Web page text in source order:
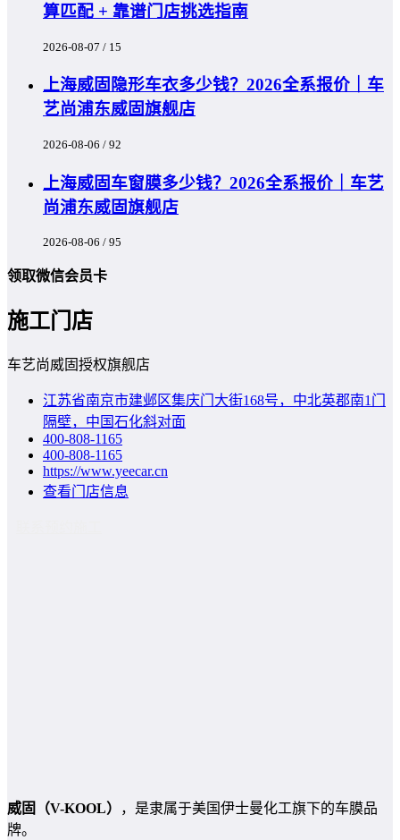
算匹配 + 靠谱门店挑选指南
2026-08-07 / 15
上海威固隐形车衣多少钱？2026全系报价｜车
艺尚浦东威固旗舰店
2026-08-06 / 92
上海威固车窗膜多少钱？2026全系报价｜车艺
尚浦东威固旗舰店
2026-08-06 / 95
领取微信会员卡
施工门店
车艺尚威固授权旗舰店
江苏省南京市建邺区集庆门大街168号，中北英郡南1门
隔壁，中国石化斜对面
400-808-1165
400-808-1165
https://www.yeecar.cn
查看门店信息
威固（V-KOOL）
，是隶属于美国伊士曼化工旗下的车膜品
牌。